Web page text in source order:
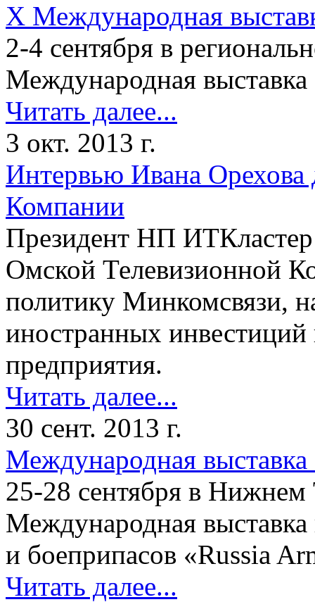
X Международная
2-4 сентября в
Международная
Читать далее...
3 окт. 2013 г.
Интервью Ивана
Компании
Президент НП
Омской Телевизионной
политику Минкомсвязи,
иностранных
предприятия.
Читать далее...
30 сент. 2013 г.
Международная
25-28 сентября в
Международная
и боеприпасов «Russia
Читать далее...